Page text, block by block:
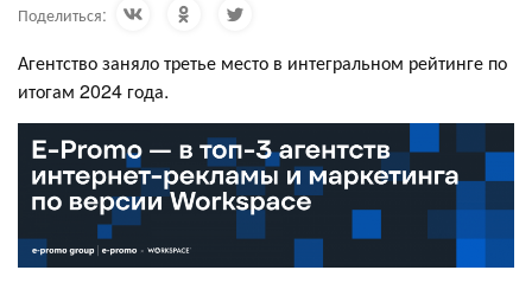
Поделиться:
Агентство заняло третье место в интегральном рейтинге по
итогам 2024 года.